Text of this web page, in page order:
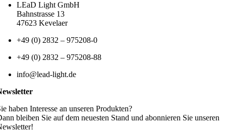
LEaD Light GmbH
Bahnstrasse 13
47623 Kevelaer
+49 (0) 2832 – 975208-0
+49 (0) 2832 – 975208-88
info@lead-light.de
haben Interesse an unseren Produkten?
bleiben Sie auf dem neuesten Stand und abonnieren Sie unseren